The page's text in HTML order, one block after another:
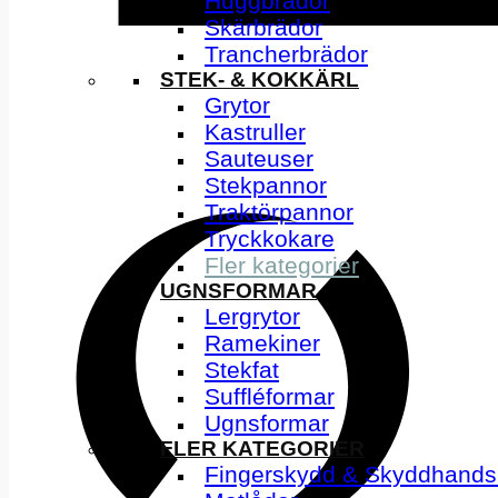
Skärbrädor
Trancherbrädor
STEK- & KOKKÄRL
Grytor
Kastruller
Sauteuser
Stekpannor
Traktörpannor
Tryckkokare
Fler kategorier
UGNSFORMAR
Lergrytor
Ramekiner
Stekfat
Suffléformar
Ugnsformar
FLER KATEGORIER
Fingerskydd &